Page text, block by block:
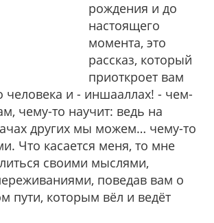
рождения и до
настоящего
момента, это
рассказ, который
приоткроет вам
человека и - иншааллах! - чем-
чему-то научит: ведь на
других мы можем… чему-то
Что касается меня, то мне
своими мыслями,
поведав вам о
пути, которым вёл и ведёт